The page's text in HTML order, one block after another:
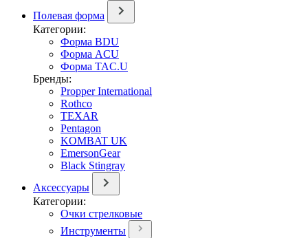
Полевая форма
Категории:
Форма BDU
Форма ACU
Форма TAC.U
Бренды:
Propper International
Rothco
TEXAR
Pentagon
KOMBAT UK
EmersonGear
Black Stingray
Аксессуары
Категории:
Очки стрелковые
Инструменты